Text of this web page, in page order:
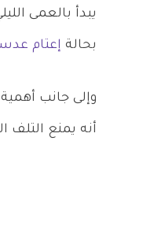
بحالة إعتام
أنه يمنع